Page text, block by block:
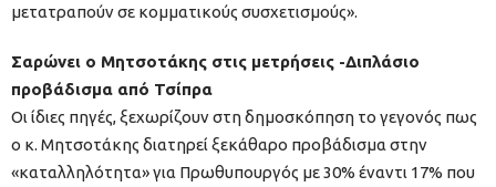
μετατραπούν σε κομματικούς συσχετισμούς».
Σαρώνει ο Μητσοτάκης στις μετρήσεις -Διπλάσιο
προβάδισμα από Τσίπρα
Οι ίδιες πηγές, ξεχωρίζουν στη δημοσκόπηση το γεγονός πως
ο κ. Μητσοτάκης διατηρεί ξεκάθαρο προβάδισμα στην
«καταλληλότητα» για Πρωθυπουργός με 30% έναντι 17% που